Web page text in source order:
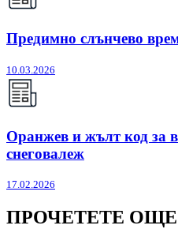
Предимно слънчево
10.03.2026
Оранжев и жълт код за
снеговалеж
17.02.2026
ПРОЧЕТЕТЕ ОЩЕ